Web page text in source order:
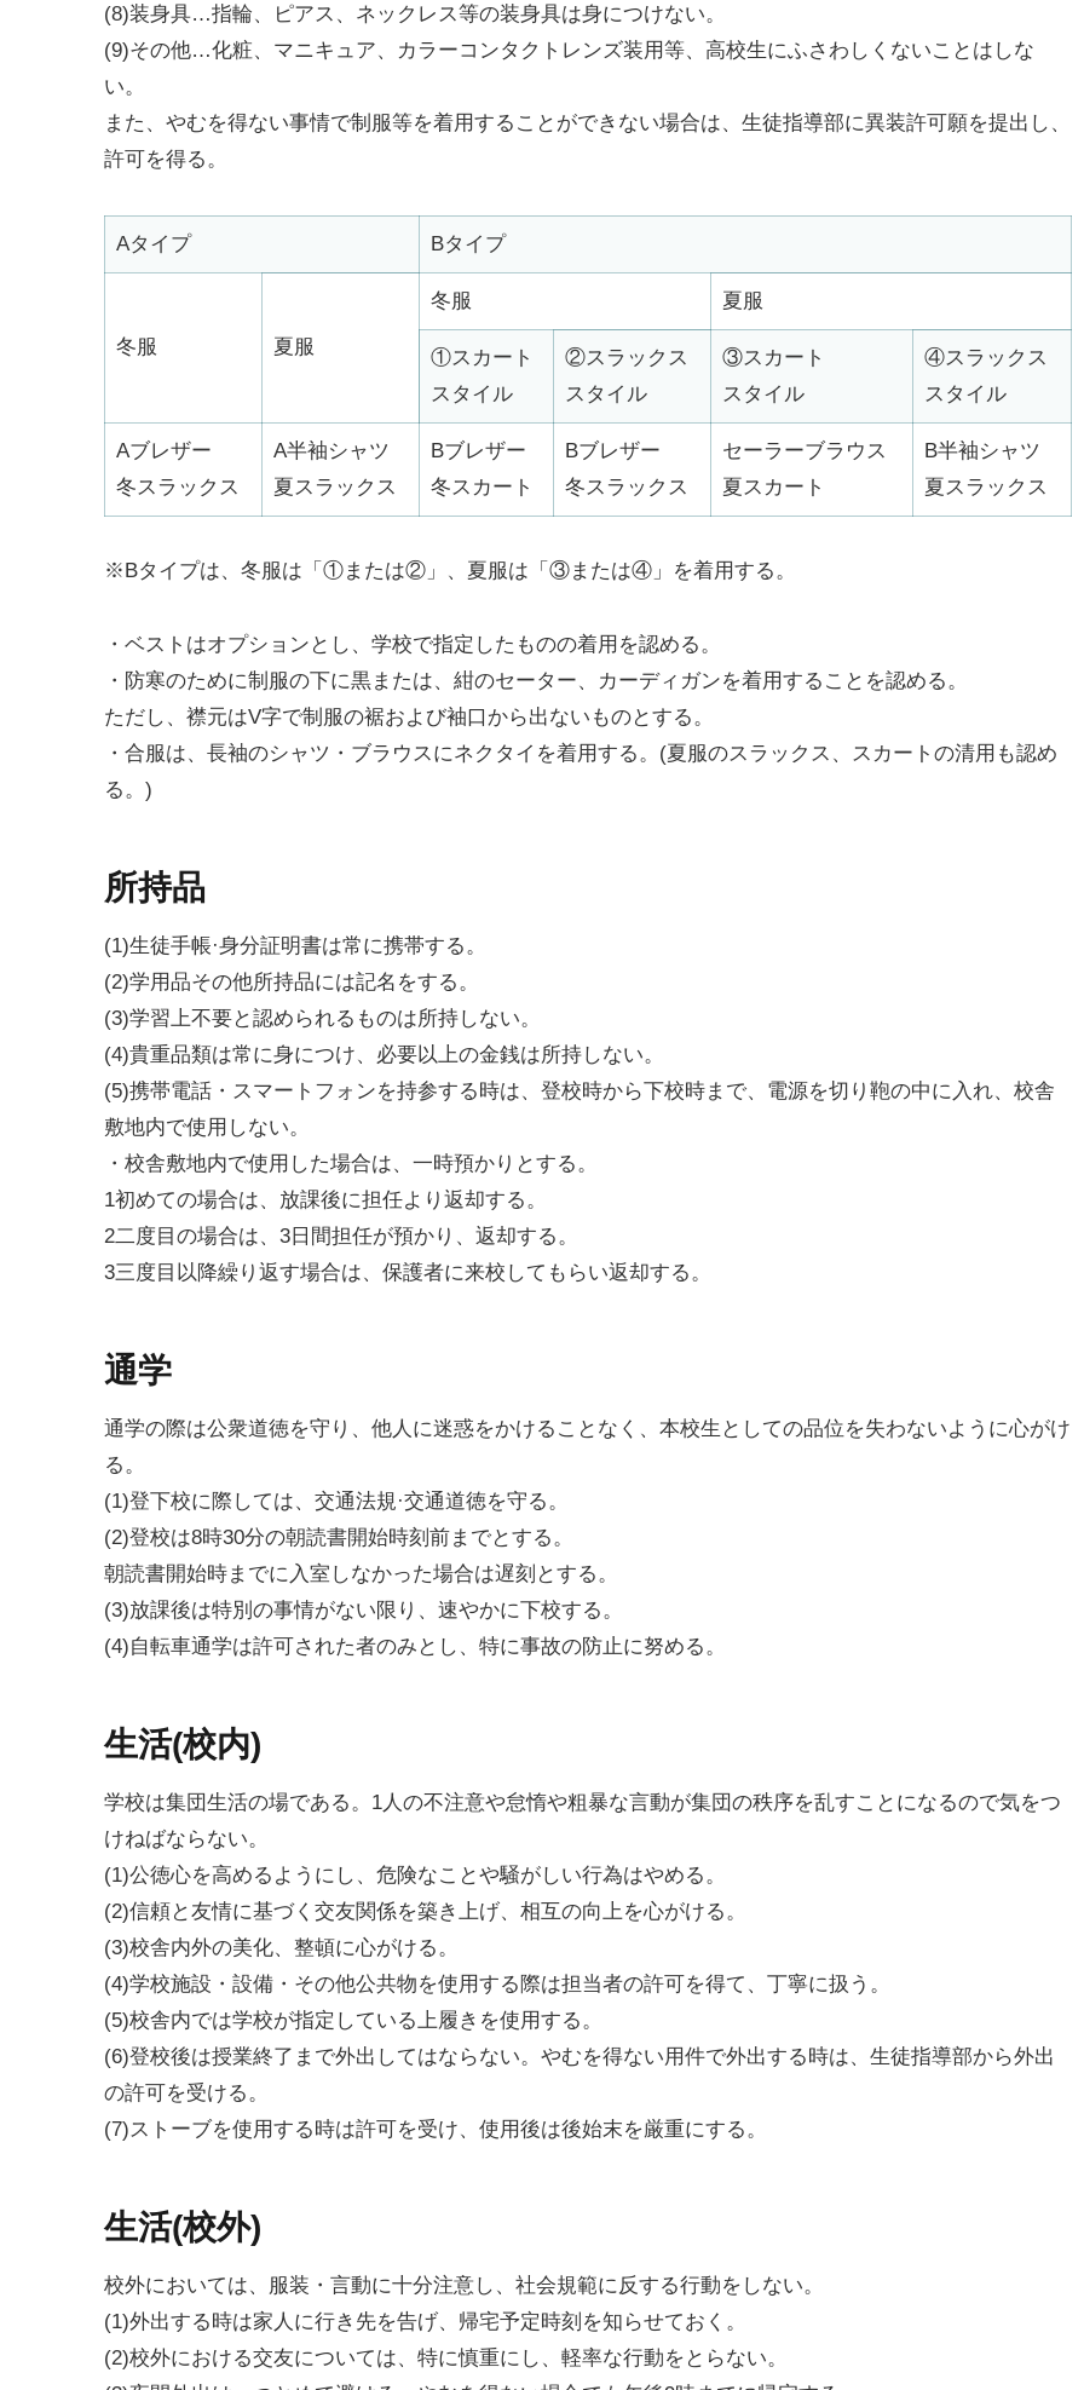
(8)装身具…指輪、ピアス、ネックレス等の装身具は身につけない。
(9)その他…化粧、マニキュア、カラーコンタクトレンズ装用等、高校生にふさわしくないことはしな
い。
また、やむを得ない事情で制服等を着用することができない場合は、生徒指導部に異装許可願を提出し、
許可を得る。
Aタイプ Bタイプ
冬服 夏服
冬服 夏服
①スカート
スタイル
②スラックス
スタイル
③スカート
スタイル
④スラックス
スタイル
Aブレザー
冬スラックス
A半袖シャツ
夏スラックス
Bブレザー
冬スカート
Bブレザー
冬スラックス
セーラーブラウス
夏スカート
B半袖シャツ
夏スラックス
※Bタイプは、冬服は「①または②」、夏服は「③または④」を着用する。
・ベストはオプションとし、学校で指定したものの着用を認める。
・防寒のために制服の下に黒または、紺のセーター、カーディガンを着用することを認める。
ただし、襟元はV字で制服の裾および袖口から出ないものとする。
・合服は、長袖のシャツ・ブラウスにネクタイを着用する。(夏服のスラックス、スカートの清用も認め
る。)
所持品
(1)生徒手帳·身分証明書は常に携帯する。
(2)学用品その他所持品には記名をする。
(3)学習上不要と認められるものは所持しない。
(4)貴重品類は常に身につけ、必要以上の金銭は所持しない。
(5)携帯電話・スマートフォンを持参する時は、登校時から下校時まで、電源を切り鞄の中に入れ、校舎
敷地内で使用しない。
・校舎敷地内で使用した場合は、一時預かりとする。
1初めての場合は、放課後に担任より返却する。
2二度目の場合は、3日間担任が預かり、返却する。
3三度目以降繰り返す場合は、保護者に来校してもらい返却する。
通学
通学の際は公衆道徳を守り、他人に迷惑をかけることなく、本校生としての品位を失わないように心がけ
る。
(1)登下校に際しては、交通法規·交通道徳を守る。
(2)登校は8時30分の朝読書開始時刻前までとする。
朝読書開始時までに入室しなかった場合は遅刻とする。
(3)放課後は特別の事情がない限り、速やかに下校する。
(4)自転車通学は許可された者のみとし、特に事故の防止に努める。
生活(校内)
学校は集団生活の場である。1人の不注意や怠惰や粗暴な言動が集団の秩序を乱すことになるので気をつ
けねばならない。
(1)公徳心を高めるようにし、危険なことや騒がしい行為はやめる。
(2)信頼と友情に基づく交友関係を築き上げ、相互の向上を心がける。
(3)校舎内外の美化、整頓に心がける。
(4)学校施設・設備・その他公共物を使用する際は担当者の許可を得て、丁寧に扱う。
(5)校舎内では学校が指定している上履きを使用する。
(6)登校後は授業終了まで外出してはならない。やむを得ない用件で外出する時は、生徒指導部から外出
の許可を受ける。
(7)ストーブを使用する時は許可を受け、使用後は後始末を厳重にする。
生活(校外)
校外においては、服装・言動に十分注意し、社会規範に反する行動をしない。
(1)外出する時は家人に行き先を告げ、帰宅予定時刻を知らせておく。
(2)校外における交友については、特に慎重にし、軽率な行動をとらない。